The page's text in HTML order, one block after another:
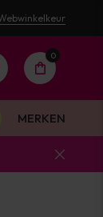
0
MERKEN